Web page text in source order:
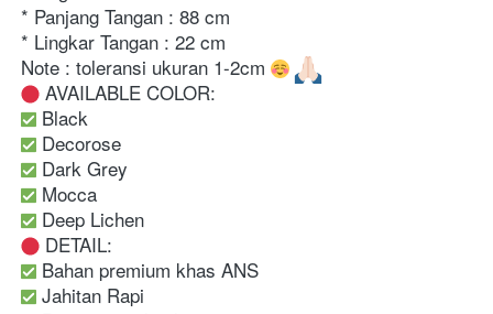
* Panjang Tangan : 88 cm
* Lingkar Tangan : 22 cm
Note : toleransi ukuran 1-2cm
AVAILABLE COLOR:
Black
Decorose
Dark Grey
Mocca
Deep Lichen
DETAIL:
Bahan premium khas ANS
Jahitan Rapi